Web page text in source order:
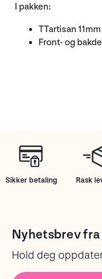
I pakken:
TTartisan
Front- og
Sikker betaling Rask
Nyhetsbrev
Hold deg